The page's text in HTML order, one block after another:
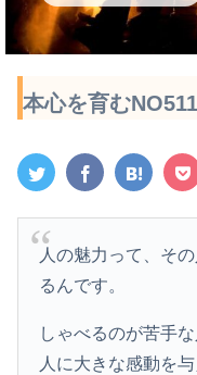
本心を育む
人の魅力って、そ
るんです。
しゃべるのが苦手
人に大きな感動を